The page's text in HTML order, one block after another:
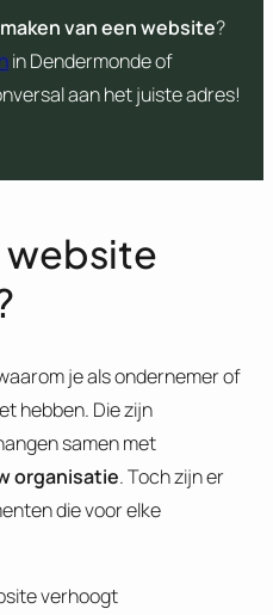
van een website?
in Dendermonde of
aan het juiste adres!
website
je als ondernemer of
hebben. Die zijn
samen met
organisatie. Toch zijn er
die voor elke
verhoogt